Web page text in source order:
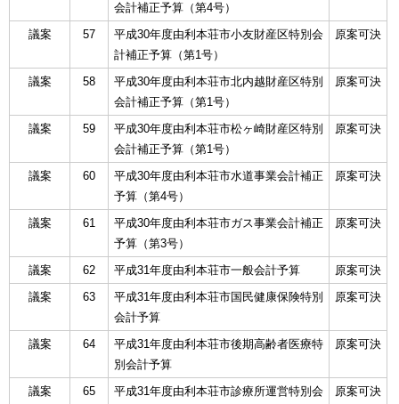
会計補正予算（第4号）
議案
57
平成30年度由利本荘市小友財産区特別会
計補正予算（第1号）
原案可決
議案 58
平成30年度由利本荘市北内越財産区特別
会計補正予算（第1号）
原案可決
議案 59
平成30年度由利本荘市松ヶ崎財産区特別
会計補正予算（第1号）
原案可決
議案 60
平成30年度由利本荘市水道事業会計補正
予算（第4号）
原案可決
議案 61
平成30年度由利本荘市ガス事業会計補正
予算（第3号）
原案可決
議案 62 平成31年度由利本荘市一般会計予算
原案可決
議案
63
平成31年度由利本荘市国民健康保険特別
会計予算
原案可決
議案 64
平成31年度由利本荘市後期高齢者医療特
別会計予算
原案可決
議案 65
平成31年度由利本荘市診療所運営特別会
原案可決